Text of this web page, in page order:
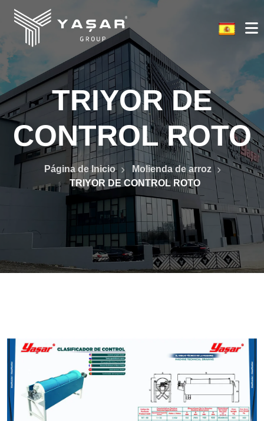
TRIYOR DE
CONTROL ROTO
Página de Inicio
Molienda de arroz
TRIYOR DE CONTROL ROTO